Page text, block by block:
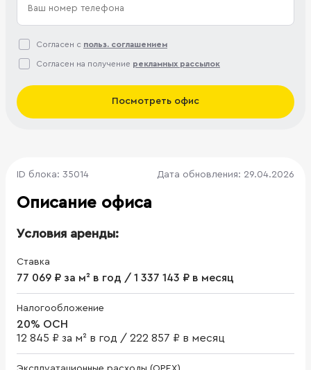
Согласен с польз. соглашением
Согласен на получение рекламных рассылок
Посмотреть офис
ID блока: 35014 Дата обновления: 29.04.2026
Описание офиса
Условия аренды:
Ставка
77 069 ₽ за м² в год / 1 337 143 ₽ в месяц
Налогообложение
20% ОСН
12 845 ₽ за м² в год / 222 857 ₽ в месяц